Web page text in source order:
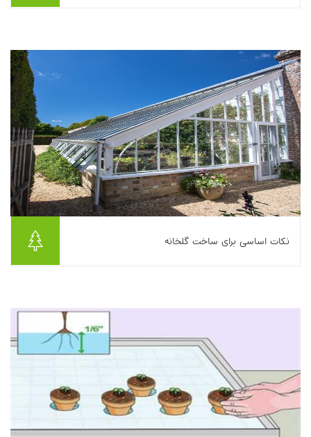
این مقاله به اصول طراحی و ساخت گلخانه کوچک خانگی برای آغاز
گلخانه بهترین گزینه برای کسانی است که فضای کافی برای ایجاد یک
نکات اساسی برای ساخت گلخانه